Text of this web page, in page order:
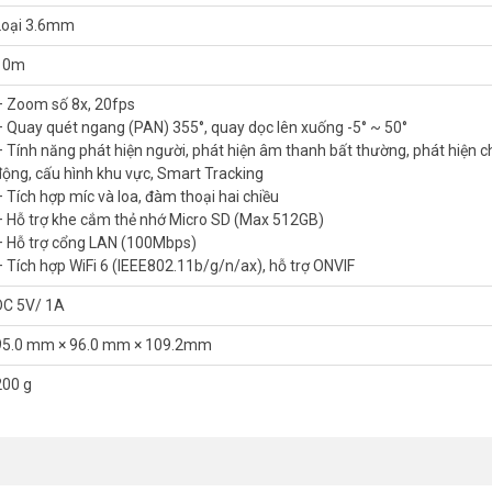
Mini 3MP
iMOU Ranger Mini cung cấp hình ảnh rõ ràng, sắc nét với độ phân giải
độ và xoay dọc 90 độ, bạn có thể theo dõi toàn bộ không gian mà
3.6mm
Zoom số 8x, 20fps
Quay quét ngang (PAN) 355°, quay dọc lên xuống -5° ~ 50°
Tính năng phát hiện người, phát hiện âm thanh bất thường, phát hiện
cấu hình khu vực, Smart Tracking
Tích hợp míc và loa, đàm thoại hai chiều
Hỗ trợ khe cắm thẻ nhớ Micro SD (Max 512GB)
Hỗ trợ cổng LAN (100Mbps)
Tích hợp WiFi 6 (IEEE802.11b/g/n/ax), hỗ trợ ONVIF
5V/ 1A
mm × 96.0 mm × 109.2mm
g